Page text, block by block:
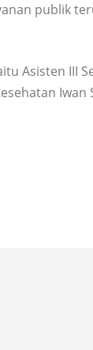
publik
Asisten III
Iwan